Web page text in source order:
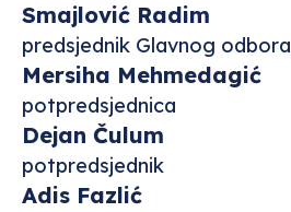
Smajlović Radim
predsjednik Glavnog odbora
Mersiha Mehmedagić
potpredsjednica
Dejan Čulum
potpredsjednik
Adis Fazlić